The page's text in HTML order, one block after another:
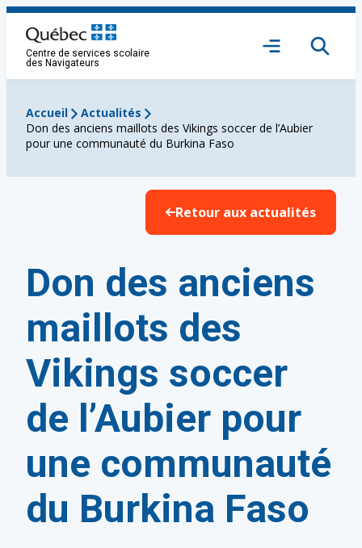
Aller
contenu
Centre de services scolaire
des Navigateurs
Ouvrir
Accueil
Actualités
Don des anciens maillots des Vikings soccer de l’Aubier
pour une communauté du Burkina Faso
Retour aux actualités
Don des anciens
maillots des
Vikings soccer
de l’Aubier pour
une communauté
du Burkina Faso